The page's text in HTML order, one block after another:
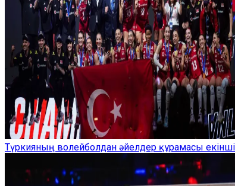
Түркияның волейболдан әйелдер құрамасы